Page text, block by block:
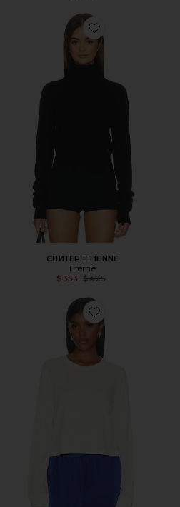
Favorite СВИТЕР
СВИТЕР ETIENNE
Eterne
$353
Previous price:
$425
Favorite